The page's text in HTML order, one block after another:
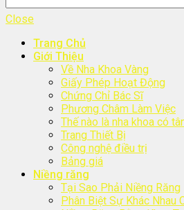
Close
Trang Chủ
Giới Thiệu
Về Nha Khoa Vàng
Giấy Phép Hoạt Động
Chứng Chỉ Bác Sĩ
Phương Châm Làm Việc
Thế nào là nha khoa có
Trang Thiết Bị
Công nghệ điều trị
Bảng giá
Niềng răng
Tại Sao Phải Niềng Răng
Phân Biệt Sự Khác Nhau